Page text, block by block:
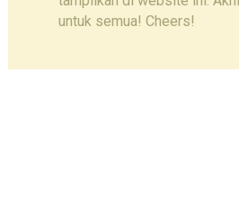
untuk semua! Cheers!